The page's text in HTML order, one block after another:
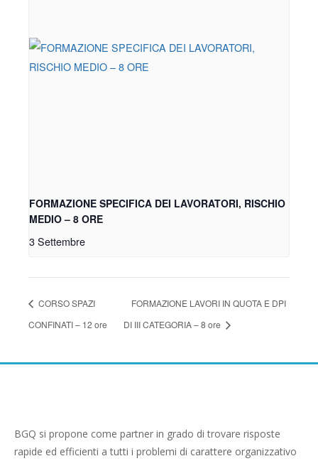
FORMAZIONE SPECIFICA DEI LAVORATORI, RISCHIO
MEDIO – 8 ORE
3 Settembre
CORSO SPAZI
CONFINATI – 12 ore
FORMAZIONE LAVORI IN QUOTA E DPI
DI III CATEGORIA – 8 ore
BGQ si propone come partner in grado di trovare risposte
rapide ed efficienti a tutti i problemi di carattere organizzativo